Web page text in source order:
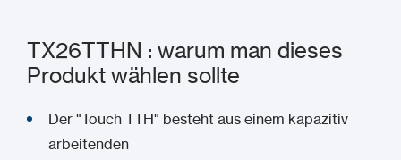
TX26TTHN : warum man dieses
Produkt wählen sollte
Der "Touch TTH" besteht aus einem kapazitiv
arbeitenden